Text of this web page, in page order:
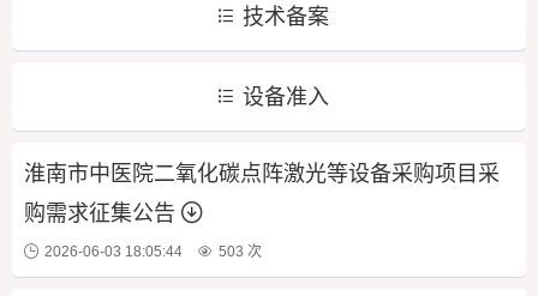
技术备案
设备准入
淮南市中医院二氧化碳点阵激光等设备采购项目采
购需求征集公告
2026-06-03 18:05:44 503 次